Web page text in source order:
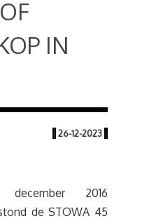
IN
| 26-12-2023 |
2016
de STOWA 45